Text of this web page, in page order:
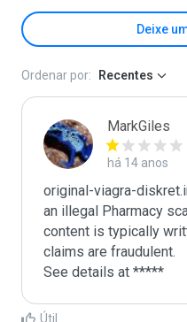
Deixe
Ordenar por: Recentes
MarkGiles
há 14 anos
original-viagra-
an illegal Pharmacy
content is typically
claims are fraudulent.
See details at *****
Útil